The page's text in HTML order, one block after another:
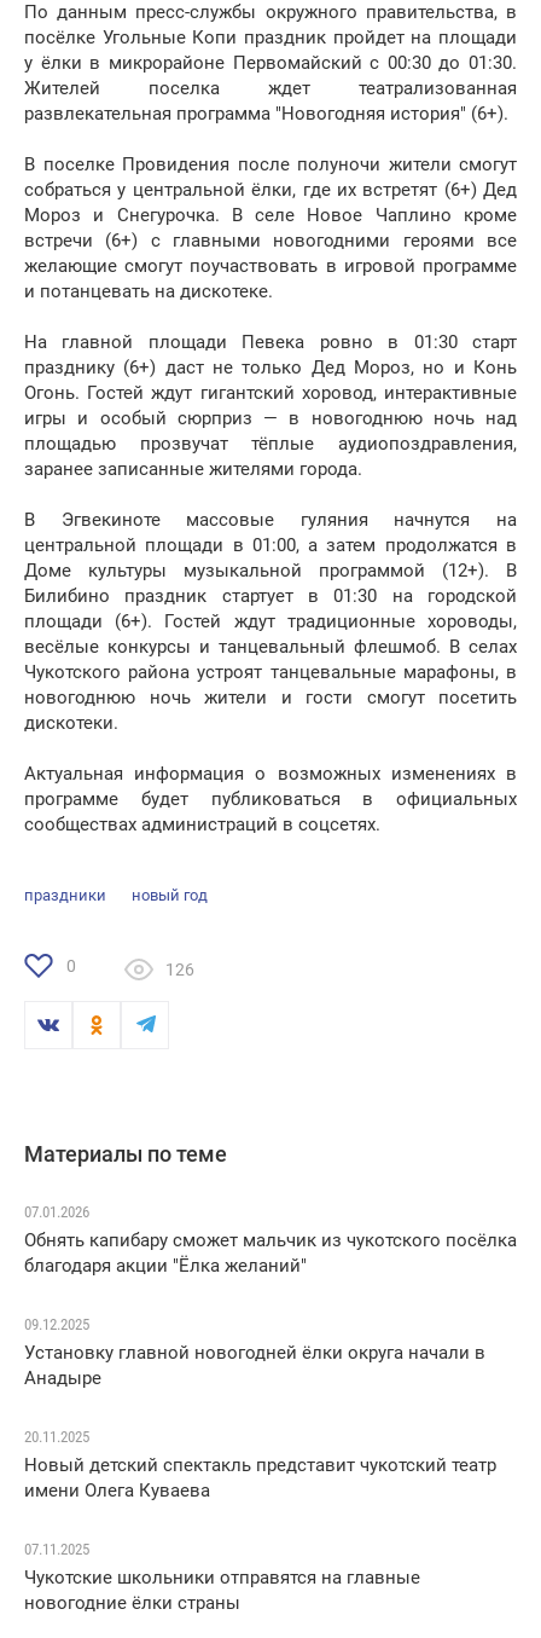
По данным пресс-службы окружного правительства, в
посёлке Угольные Копи праздник пройдет на площади
у ёлки в микрорайоне Первомайский с 00:30 до 01:30.
Жителей поселка ждет театрализованная
развлекательная программа "Новогодняя история" (6+).
В поселке Провидения после полуночи жители смогут
собраться у центральной ёлки, где их встретят (6+) Дед
Мороз и Снегурочка. В селе Новое Чаплино кроме
встречи (6+) с главными новогодними героями все
желающие смогут поучаствовать в игровой программе
и потанцевать на дискотеке.
На главной площади Певека ровно в 01:30 старт
празднику (6+) даст не только Дед Мороз, но и Конь
Огонь. Гостей ждут гигантский хоровод, интерактивные
игры и особый сюрприз — в новогоднюю ночь над
площадью прозвучат тёплые аудиопоздравления,
заранее записанные жителями города.
В Эгвекиноте массовые гуляния начнутся на
центральной площади в 01:00, а затем продолжатся в
Доме культуры музыкальной программой (12+). В
Билибино праздник стартует в 01:30 на городской
площади (6+). Гостей ждут традиционные хороводы,
весёлые конкурсы и танцевальный флешмоб. В селах
Чукотского района устроят танцевальные марафоны, в
новогоднюю ночь жители и гости смогут посетить
дискотеки.
Актуальная информация о возможных изменениях в
программе будет публиковаться в официальных
сообществах администраций в соцсетях.
праздники новый год
0 126
Материалы по теме
07.01.2026
Обнять капибару сможет мальчик из чукотского посёлка
благодаря акции "Ёлка желаний"
09.12.2025
Установку главной новогодней ёлки округа начали в
Анадыре
20.11.2025
Новый детский спектакль представит чукотский театр
имени Олега Куваева
07.11.2025
Чукотские школьники отправятся на главные
новогодние ёлки страны